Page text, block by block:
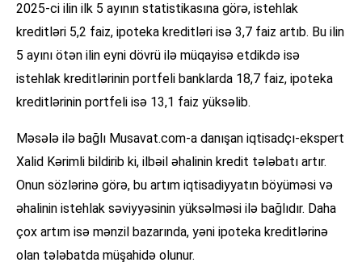
2025-ci ilin ilk 5 ayının statistikasına görə, istehlak
kreditləri 5,2 faiz, ipoteka kreditləri isə 3,7 faiz artıb. Bu ilin
5 ayını ötən ilin eyni dövrü ilə müqayisə etdikdə isə
istehlak kreditlərinin portfeli banklarda 18,7 faiz, ipoteka
kreditlərinin portfeli isə 13,1 faiz yüksəlib.
Məsələ ilə bağlı Musavat.com-a danışan iqtisadçı-ekspert
Xalid Kərimli bildirib ki, ilbəil əhalinin kredit tələbatı artır.
Onun sözlərinə görə, bu artım iqtisadiyyatın böyüməsi və
əhalinin istehlak səviyyəsinin yüksəlməsi ilə bağlıdır. Daha
çox artım isə mənzil bazarında, yəni ipoteka kreditlərinə
olan tələbatda müşahidə olunur.